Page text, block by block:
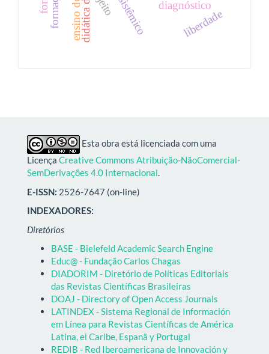
diagnóstico
liberdade
Esta obra está licenciada com uma
Licença Creative Commons Atribuição-NãoComercial-
SemDerivações 4.0 Internacional.
E-ISSN: 2526-7647 (on-line)
INDEXADORES:
Diretórios
BASE - Bielefeld Academic Search Engine
Educ@ - Fundação Carlos Chagas
DIADORIM - Diretório de Políticas Editoriais
das Revistas Científicas Brasileiras
DOAJ - Directory of Open Access Journals
LATINDEX - Sistema Regional de Información
em Línea para Revistas Científicas de América
Latina, el Caribe, Espanã y Portugal
REDIB - Red Iberoamericana de Innovación y